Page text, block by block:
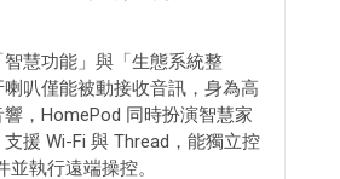
慧功能」與「生態系統整
叭僅能被動接收音訊，身為高
，HomePod 同時扮演智慧家
援 Wi-Fi 與 Thread，能獨立控
執行遠端操控。